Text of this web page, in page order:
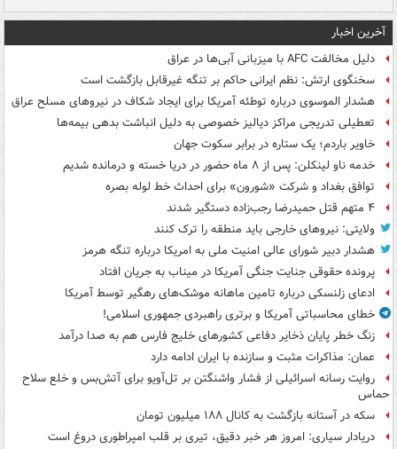
آخرین اخبار
دلیل مخالفت AFC با میزبانی آبی‌ها در عراق
سخنگوی ارتش: نظم ایرانی حاکم بر تنگه غیرقابل بازگشت است
هشدار الموسوی درباره توطئه آمریکا برای ایجاد شکاف در نیروهای مسلح عراق
تعطیلی تدریجی مراکز دیالیز خصوصی به دلیل انباشت بدهی بیمه‌ها
خاویر باردم؛ یک ستاره در برابر سکوت جهان
خدمه ناو لینکلن: پس از ۸ ماه حضور در دریا خسته و درمانده‌ شدیم
توافق بغداد و شرکت «شورون» برای احداث خط لوله بصره
۴ متهم قتل حمیدرضا رجب‌زاده دستگیر شدند
ولایتی: نیروهای خارجی باید منطقه را ترک کنند
هشدار دبیر شورای عالی امنیت ملی به امریکا درباره تنگه هرمز
پرونده حقوقی جنایت جنگی آمریکا در میناب به جریان افتاد
ادعای زلنسکی درباره تامین ماهانه موشک‌های رهگیر توسط آمریکا
خطای محاسباتی آمریکا و برتری راهبردی جمهوری اسلامی!
زنگ خطر پایان ذخایر دفاعی کشورهای خلیج فارس هم به صدا درآمد
عمان: مذاکرات مثبت و سازنده با ایران ادامه دارد
روایت رسانه اسرائیلی از فشار واشنگتن بر تل‌آویو برای آتش‌بس و خلع سلاح
حماس
سکه در آستانه بازگشت به کانال ۱۸۸ میلیون تومان
دریادار سیاری: امروز هر خبر دقیق، تیری بر قلب امپراطوری دروغ است